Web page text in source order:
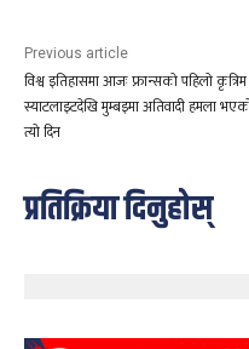
Previous article
विश्व इतिहासमा आजः फ्रान्सको पहिलो कृत्रिम
स्याटलाइटदेखि मुम्बइमा अतिवादी हमला
त्यो दिन
प्रतिक्रिया दिनुहोस्